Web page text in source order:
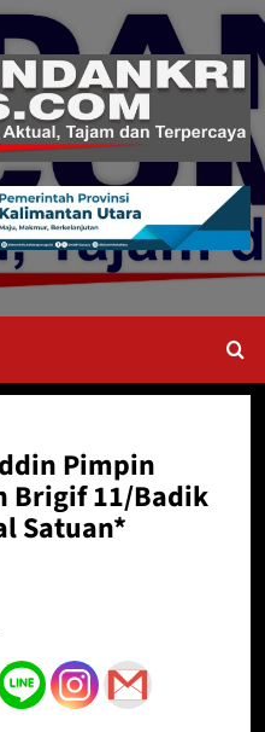
Pimpin
Brigif 11/Badik
Satuan*